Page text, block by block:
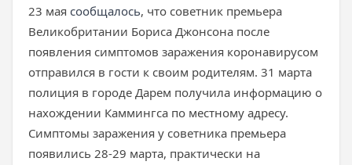
23 мая сообщалось, что советник премьера
Великобритании Бориса Джонсона после
появления симптомов заражения коронавирусом
отправился в гости к своим родителям. 31 марта
полиция в городе Дарем получила информацию о
нахождении Каммингса по местному адресу.
Симптомы заражения у советника премьера
появились 28-29 марта, практически на